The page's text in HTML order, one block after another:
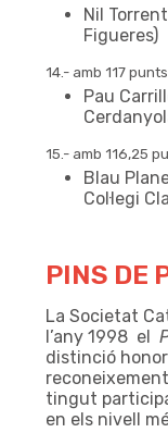
Nil
Figueres)
14.- amb 117 punts
Pau
15.- amb 116,25
Blau
Col·legi
PINS DE
PINS DE
La Societat
l’any 1998 el
distinció
tingut
en els nivell